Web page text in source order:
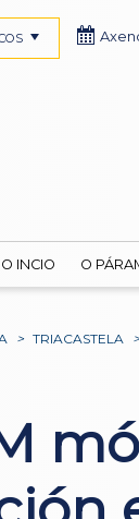
O INCIO O
> TRIACASTELA